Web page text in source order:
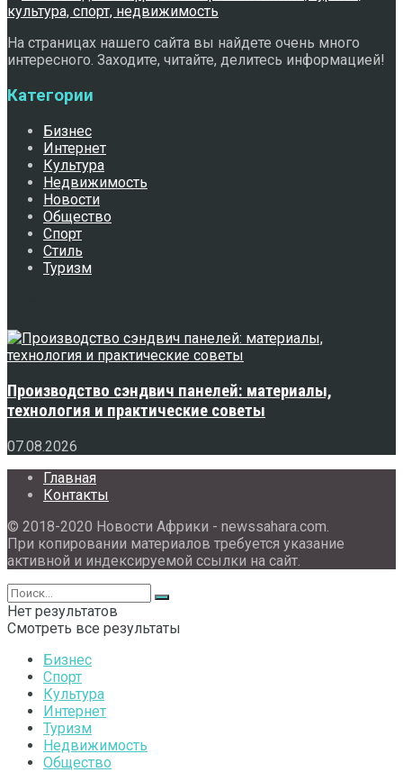
На страницах нашего сайта вы найдете очень много
интересного. Заходите, читайте, делитесь информацией!
Категории
Бизнес
Интернет
Культура
Недвижимость
Новости
Общество
Спорт
Стиль
Туризм
Производство сэндвич панелей: материалы,
технология и практические советы
07.08.2026
Главная
Контакты
© 2018-2020 Новости Африки - newssahara.com.
При копировании материалов требуется указание
активной и индексируемой ссылки на сайт.
Нет результатов
Смотреть все результаты
Бизнес
Спорт
Культура
Интернет
Туризм
Недвижимость
Общество